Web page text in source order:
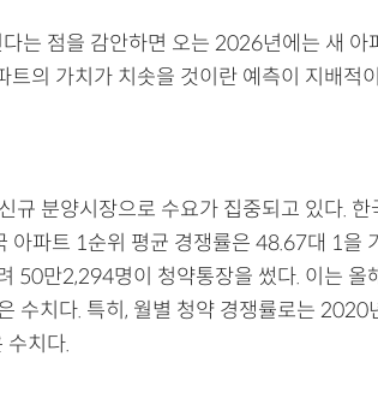
는 점을 감안하면 오는 2026년에는 새 아
의 가치가 치솟을 것이란 예측이 지배적이
규 분양시장으로 수요가 집중되고 있다. 한
아파트 1순위 평균 경쟁률은 48.67대 1을
50만2,294명이 청약통장을 썼다. 이는 올
수치다. 특히, 월별 청약 경쟁률로는 2020
치다.